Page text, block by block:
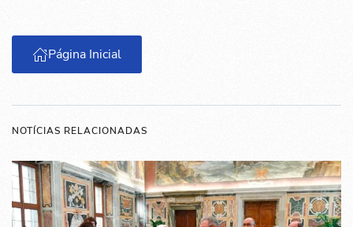
Página Inicial
NOTÍCIAS RELACIONADAS